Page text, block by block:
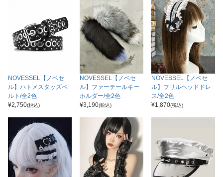
NOVESSEL【ノベセ
ル】ハトメスタッズベ
ルト/全2色
¥2,750(税込)
NOVESSEL【ノベセ
ル】ファーテールキー
ホルダー/全2色
¥3,190(税込)
NOVESSEL【ノベセ
ル】フリルヘッドドレ
ス/全2色
¥1,870(税込)